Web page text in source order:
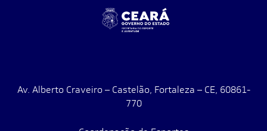
Av. Alberto Craveiro – Castelão, Fortaleza – CE, 60861-
770